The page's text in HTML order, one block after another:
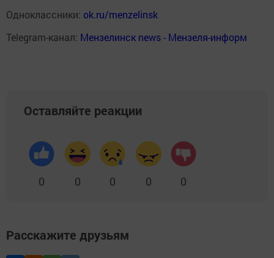
Одноклассники: ok.ru/menzelinsk
Telegram-канал: Мензелинск news - Мензеля-информ
Оставляйте реакции
0 0 0 0 0
Расскажите друзьям